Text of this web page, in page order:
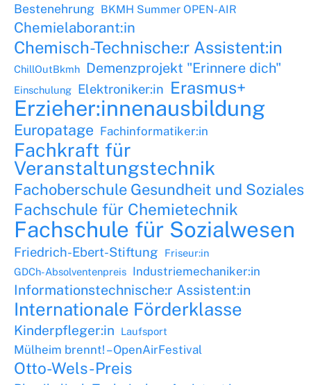
Bestenehrung BKMH Summer OPEN-AIR
Chemielaborant:in
Chemisch-Technische:r Assistent:in
ChillOutBkmh Demenzprojekt "Erinnere dich"
Einschulung Elektroniker:in Erasmus+
Erzieher:innenausbildung
Europatage Fachinformatiker:in
Fachkraft für
Veranstaltungstechnik
Fachoberschule Gesundheit und Soziales
Fachschule für Chemietechnik
Fachschule für Sozialwesen
Friedrich-Ebert-Stiftung
Friseur:in
GDCh-Absolventenpreis Industriemechaniker:in
Informationstechnische:r Assistent:in
Internationale Förderklasse
Kinderpfleger:in Laufsport
Mülheim brennt! – OpenAirFestival
Otto-Wels-Preis